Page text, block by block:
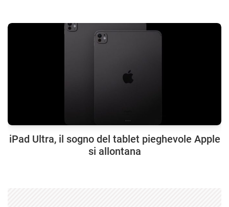
iPad Ultra, il sogno del tablet pieghevole Apple
si allontana